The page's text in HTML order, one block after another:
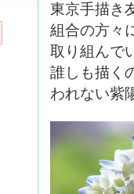
東京手描き
組合の方々
取り組んで
誰しも描く
われない紫